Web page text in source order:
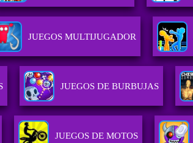
JUEGOS MULTIJUGADOR
JUEGOS DE BURBUJAS
JUEGOS DE MOTOS